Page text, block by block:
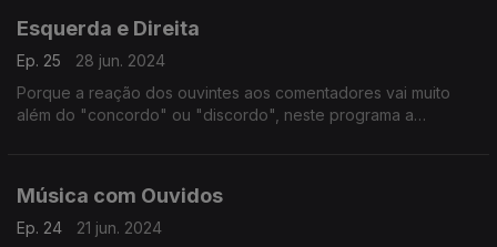
Esquerda e Direita
Ep. 25
28 jun. 2024
Porque a reação dos ouvintes aos comentadores vai muito
além do "concordo" ou "discordo", neste programa a
Música com Ouvidos
Ep. 24
21 jun. 2024